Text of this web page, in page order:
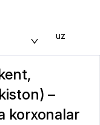
uz
–
korxonalar